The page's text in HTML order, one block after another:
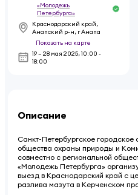
«Молодежь
Петербурга»
Краснодарский край,
Анапский р-н, г Анапа
Показать на карте
19 – 28 мая 2025,10:00 -
18:00
Описание
Санкт-Петербургское городское
общества охраны природы и
совместно с региональной
«Молодежь Петербурга»
выезд в Краснодарский край с
разлива мазута в Керченском